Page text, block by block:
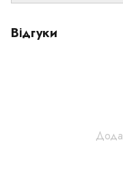
Відгуки